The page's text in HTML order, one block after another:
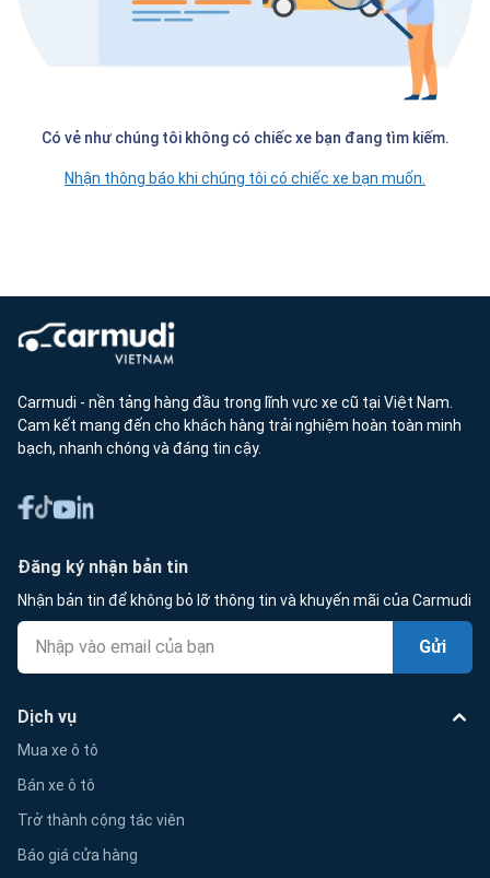
Có vẻ như chúng tôi không có chiếc xe bạn đang tìm kiếm.
Nhận thông báo khi chúng tôi có chiếc xe bạn muốn.
Carmudi - nền tảng hàng đầu trong lĩnh vực xe cũ tại Việt Nam.
Cam kết mang đến cho khách hàng trải nghiệm hoàn toàn minh
bạch, nhanh chóng và đáng tin cậy.
Đăng ký nhận bản tin
Nhận bản tin để không bỏ lỡ thông tin và khuyến mãi của Carmudi
Gửi
Dịch vụ
Mua xe ô tô
Bán xe ô tô
Trở thành cộng tác viên
Báo giá cửa hàng